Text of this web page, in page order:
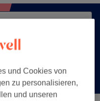
und Cookies von
zu personalisieren,
und unseren